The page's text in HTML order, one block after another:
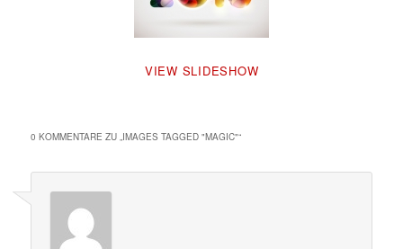
VIEW SLIDESHOW
0 KOMMENTARE ZU „ IMAGES TAGGED "MAGIC"“